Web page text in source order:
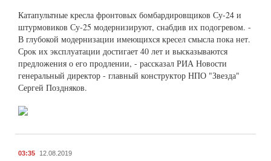
Катапультные кресла фронтовых бомбардировщиков Су-24 и
штурмовиков Су-25 модернизируют, снабдив их подогревом. -
В глубокой модернизации имеющихся кресел смысла пока нет.
Срок их эксплуатации достигает 40 лет и высказываются
предложения о его продлении, - рассказал РИА Новости
генеральный директор - главный конструктор НПО "Звезда"
Сергей Поздняков.
03:35 12.08.2019